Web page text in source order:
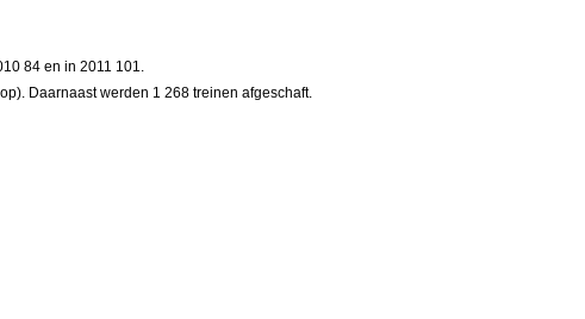
84 en in 2011 101.
Daarnaast werden 1 268 treinen afgeschaft.